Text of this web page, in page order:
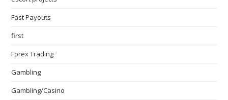
Fast Payouts
first
Forex Trading
Gambling
Gambling/Casino